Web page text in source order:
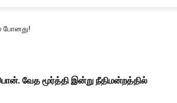
போனது!
வேத மூர்த்தி இன்று நீதிமன்றத்தில்